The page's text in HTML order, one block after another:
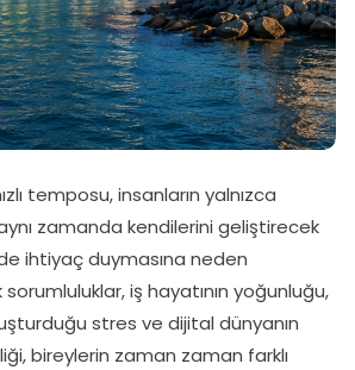
temposu, insanların yalnızca
zamanda kendilerini geliştirecek
ihtiyaç duymasına neden
iş hayatının yoğunluğu,
stres ve dijital dünyanın
bireylerin zaman zaman farklı